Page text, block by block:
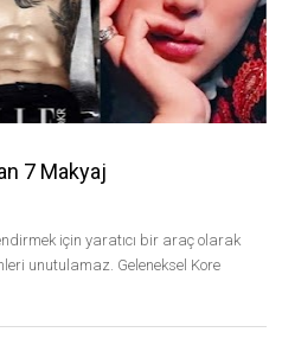
7 Makyaj
için yaratıcı bir araç olarak
unutulamaz. Geleneksel Kore